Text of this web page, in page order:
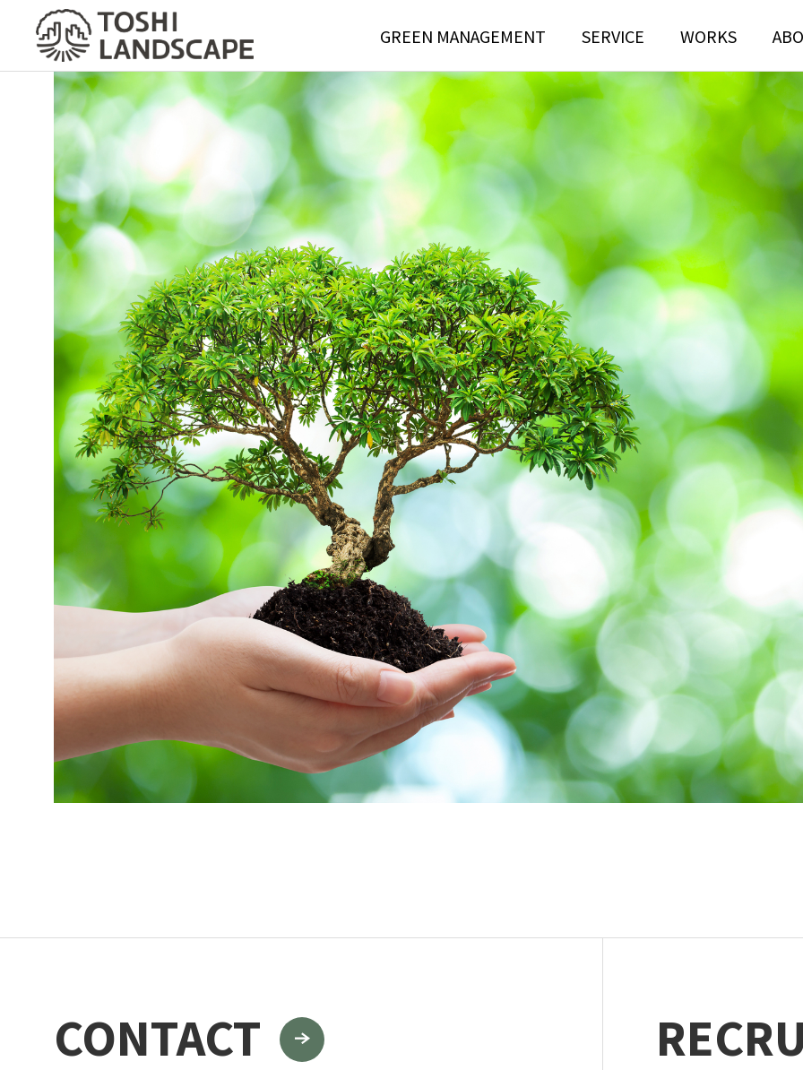
GREEN MANAGEMENT SERVICE WORKS
Service
サービス
GREEN
MAINTENANCE
グリーンメンテナンス部門
グリーンメンテナンス部門
植栽管理・メンテナンス
高木・特殊伐採＆ケーブリング
植栽リノベーション
インテリアプランツ
TREE RISK
ASSESSMENT
ツリーリスクアセスメント部
ツリーリスクアセスメント部
樹木診断
土壌調査
ケミカルコントロール
根系試掘調査
移植適性度診断
CONTACT